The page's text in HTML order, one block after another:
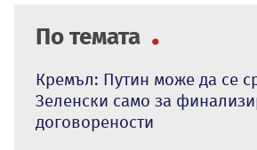
По темата
Кремъл: Путин може да се
Зеленски само за
договорености